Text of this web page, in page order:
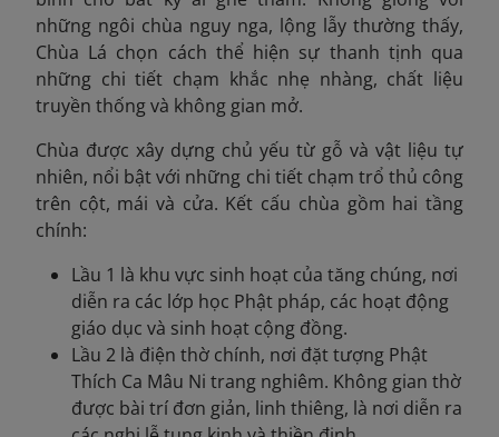
những ngôi chùa nguy nga, lộng lẫy thường thấy,
Chùa Lá chọn cách thể hiện sự thanh tịnh qua
những chi tiết chạm khắc nhẹ nhàng, chất liệu
truyền thống và không gian mở.
Chùa được xây dựng chủ yếu từ gỗ và vật liệu tự
nhiên, nổi bật với những chi tiết chạm trổ thủ công
trên cột, mái và cửa. Kết cấu chùa gồm hai tầng
chính:
Lầu 1 là khu vực sinh hoạt của tăng chúng, nơi
diễn ra các lớp học Phật pháp, các hoạt động
giáo dục và sinh hoạt cộng đồng.
Lầu 2 là điện thờ chính, nơi đặt tượng Phật
Thích Ca Mâu Ni trang nghiêm. Không gian thờ
được bài trí đơn giản, linh thiêng, là nơi diễn ra